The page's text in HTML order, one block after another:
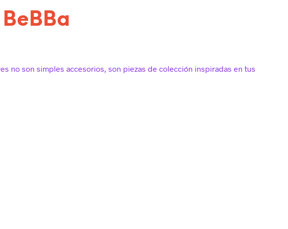
no son simples accesorios, son piezas de colección inspiradas en tus